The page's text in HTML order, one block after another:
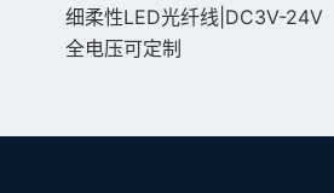
细柔性LED光纤线|DC3V-24V
全电压可定制